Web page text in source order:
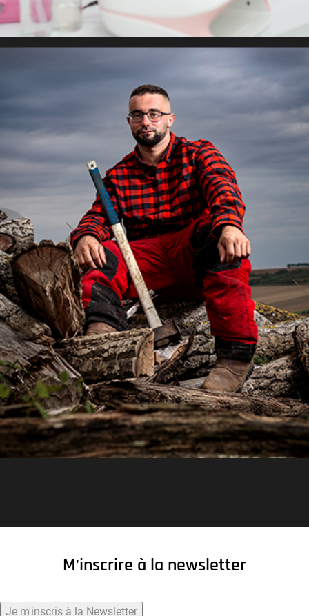
M'inscrire à la newsletter
Je m'inscris à la Newsletter